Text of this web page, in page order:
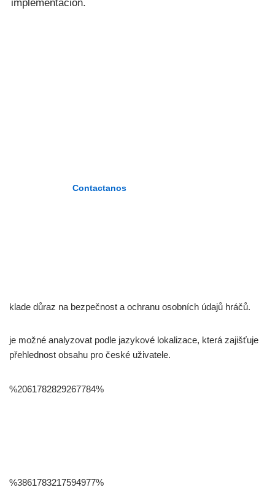
implementación.
Contactanos
klade důraz na bezpečnost a ochranu osobních údajů hráčů.
je možné analyzovat podle jazykové lokalizace, která zajišťuje
přehlednost obsahu pro české uživatele.
%2061782829267784%
%3861783217594977%